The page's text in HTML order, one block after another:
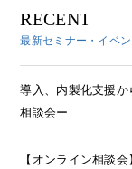
RECENT
最新セミナー・イベン
導入、内製化支援
相談会ー
【オンライン相談